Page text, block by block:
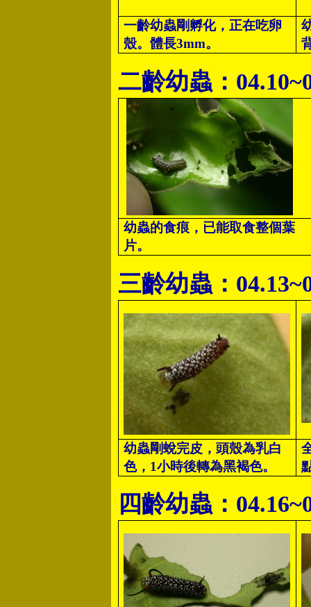
一齡幼蟲剛孵化，正在吃卵
殼。體長3mm。
二齡幼蟲：
幼蟲的食痕，已能取食整個葉
片。
三齡幼蟲：
幼蟲剛蛻完皮，頭殼為乳白
色，1小時後轉為黑褐色。
四齡幼蟲：